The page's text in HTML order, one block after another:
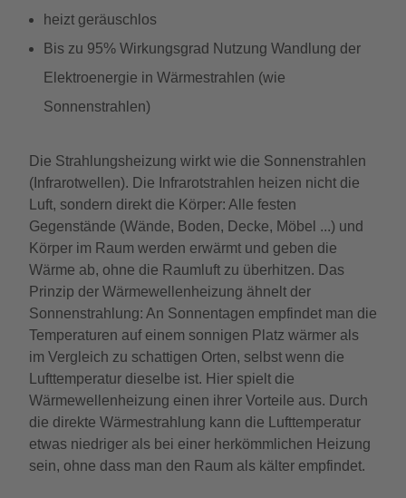
heizt geräuschlos
Bis zu 95% Wirkungsgrad Nutzung Wandlung der
Elektroenergie in Wärmestrahlen (wie
Sonnenstrahlen)
Die Strahlungsheizung wirkt wie die Sonnenstrahlen
(Infrarotwellen). Die Infrarotstrahlen heizen nicht die
Luft, sondern direkt die Körper: Alle festen
Gegenstände (Wände, Boden, Decke, Möbel ...) und
Körper im Raum werden erwärmt und geben die
Wärme ab, ohne die Raumluft zu überhitzen. Das
Prinzip der Wärmewellenheizung ähnelt der
Sonnenstrahlung: An Sonnentagen empfindet man die
Temperaturen auf einem sonnigen Platz wärmer als
im Vergleich zu schattigen Orten, selbst wenn die
Lufttemperatur dieselbe ist. Hier spielt die
Wärmewellenheizung einen ihrer Vorteile aus. Durch
die direkte Wärmestrahlung kann die Lufttemperatur
etwas niedriger als bei einer herkömmlichen Heizung
sein, ohne dass man den Raum als kälter empfindet.